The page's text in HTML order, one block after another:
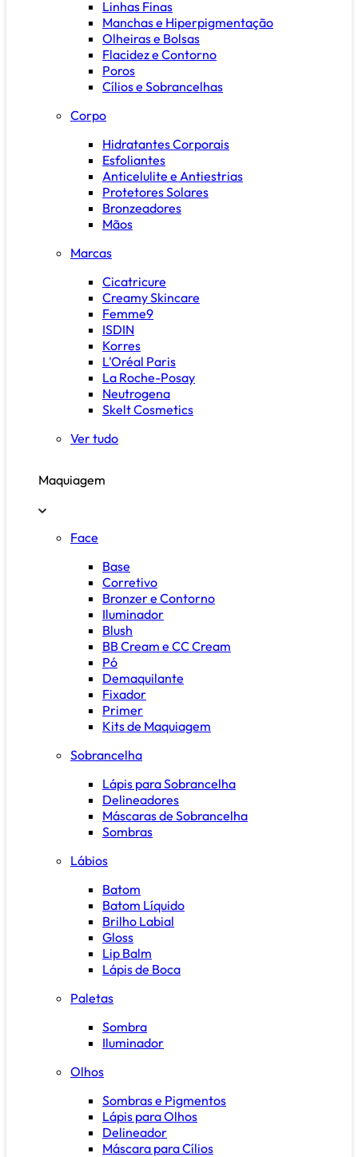
Linhas Finas
Manchas e Hiperpigmentação
Olheiras e Bolsas
Flacidez e Contorno
Poros
Cílios e Sobrancelhas
Corpo
Hidratantes Corporais
Esfoliantes
Anticelulite e Antiestrias
Protetores Solares
Bronzeadores
Mãos
Marcas
Cicatricure
Creamy Skincare
Femme9
ISDIN
Korres
L'Oréal Paris
La Roche-Posay
Neutrogena
Skelt Cosmetics
Ver tudo
Maquiagem
Face
Base
Corretivo
Bronzer e Contorno
Iluminador
Blush
BB Cream e CC Cream
Pó
Demaquilante
Fixador
Primer
Kits de Maquiagem
Sobrancelha
Lápis para Sobrancelha
Delineadores
Máscaras de Sobrancelha
Sombras
Lábios
Batom
Batom Líquido
Brilho Labial
Gloss
Lip Balm
Lápis de Boca
Paletas
Sombra
Iluminador
Olhos
Sombras e Pigmentos
Lápis para Olhos
Delineador
Máscara para Cílios